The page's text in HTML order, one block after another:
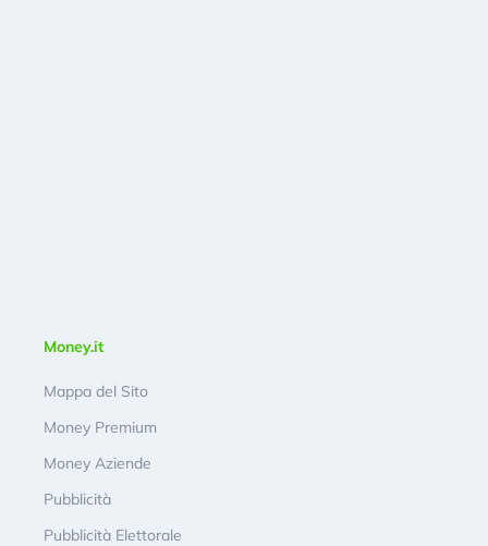
Money.it
Mappa del Sito
Money Premium
Money Aziende
Pubblicità
Pubblicità Elettorale